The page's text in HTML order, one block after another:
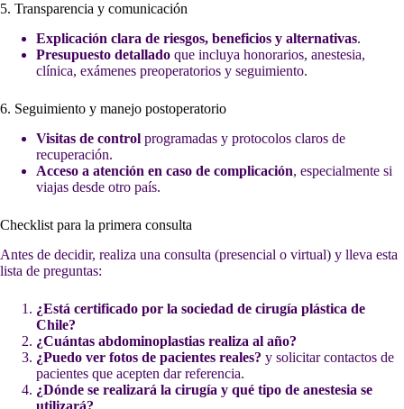
5. Transparencia y comunicación
Explicación clara de riesgos, beneficios y alternativas.
Presupuesto detallado que incluya honorarios, anestesia,
clínica, exámenes preoperatorios y seguimiento.
6. Seguimiento y manejo postoperatorio
Visitas de control programadas y protocolos claros de
recuperación.
Acceso a atención en caso de complicación, especialmente si
viajas desde otro país.
Checklist para la primera consulta
Antes de decidir, realiza una consulta (presencial o virtual) y lleva esta
lista de preguntas:
¿Está certificado por la sociedad de cirugía plástica de
Chile?
¿Cuántas abdominoplastias realiza al año?
¿Puedo ver fotos de pacientes reales? y solicitar contactos de
pacientes que acepten dar referencia.
¿Dónde se realizará la cirugía y qué tipo de anestesia se
utilizará?